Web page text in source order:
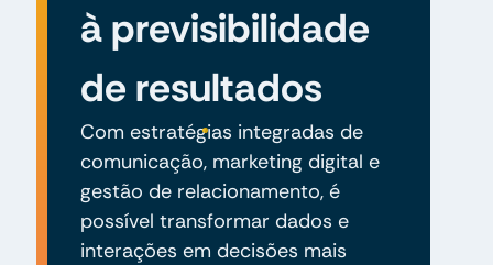
à previsibilidade
de resultados
Com estratégias integradas de
comunicação, marketing digital e
gestão de relacionamento, é
possível transformar dados e
interações em decisões mais